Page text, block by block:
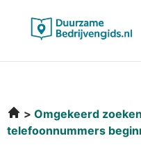
Omgekeerd zoeken
telefoonnummers